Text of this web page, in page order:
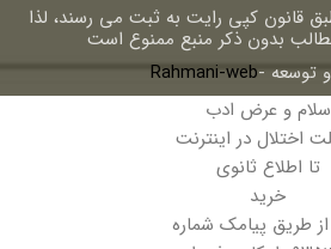
قانون کپی رایت به ثبت می رسند، لذا
بدون ذکر منبع ممنوع است
توسعه -Rahmani-web
سلام و عرض ادب
اختلال در اینترنت
تا اطلاع ثانوی
خرید
طریق پیامک شماره